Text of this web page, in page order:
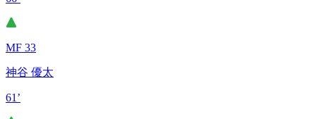
MF 33
神谷 優太
61’